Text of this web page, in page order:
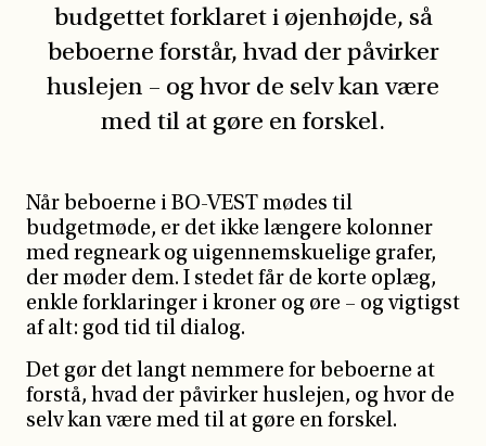
budgettet forklaret i øjenhøjde, så
beboerne forstår, hvad der påvirker
huslejen – og hvor de selv kan være
med til at gøre en forskel.
Når beboerne i BO-VEST mødes til
budgetmøde, er det ikke længere kolonner
med regneark og uigennemskuelige grafer,
der møder dem. I stedet får de korte oplæg,
enkle forklaringer i kroner og øre – og vigtigst
af alt: god tid til dialog.
Det gør det langt nemmere for beboerne at
forstå, hvad der påvirker huslejen, og hvor de
selv kan være med til at gøre en forskel.